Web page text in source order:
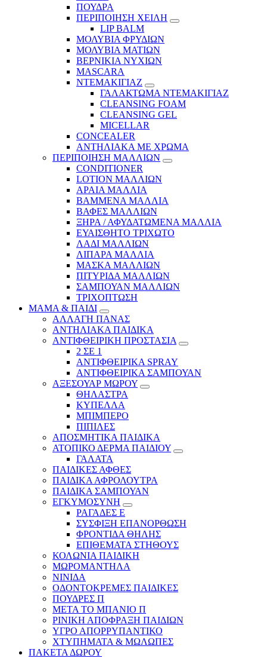
ΠΟΥΔΡΑ
ΠΕΡΙΠΟΙΗΣΗ ΧΕΙΛΗ
LIP BALM
ΜΟΛΥΒΙΑ ΦΡΥΔΙΩΝ
ΜΟΛΥΒΙΑ ΜΑΤΙΩΝ
ΒΕΡΝΙΚΙΑ ΝΥΧΙΩΝ
MASCARA
ΝΤΕΜΑΚΙΓΙΑΖ
ΓΑΛΑΚΤΩΜΑ ΝΤΕΜΑΚΙΓΙΑΖ
CLEANSING FOAM
CLEANSING GEL
MICELLAR
CONCEALER
ΑΝΤΗΛΙΑΚΑ ΜΕ ΧΡΩΜΑ
ΠΕΡΙΠΟΙΗΣΗ ΜΑΛΛΙΩΝ
CONDITIONER
LOTION ΜΑΛΛΙΩΝ
ΑΡΑΙΑ ΜΑΛΛΙΑ
ΒΑΜΜΕΝΑ ΜΑΛΛΙΑ
ΒΑΦΕΣ ΜΑΛΛΙΩΝ
ΞΗΡΑ / ΑΦΥΔΑΤΩΜΕΝΑ ΜΑΛΛΙΑ
ΕΥΑΙΣΘΗΤΟ ΤΡΙΧΩΤΟ
ΛΑΔΙ ΜΑΛΛΙΩΝ
ΛΙΠΑΡΑ ΜΑΛΛΙΑ
ΜΑΣΚΑ ΜΑΛΛΙΩΝ
ΠΙΤΥΡΙΔΑ ΜΑΛΛΙΩΝ
ΣΑΜΠΟΥΑΝ ΜΑΛΛΙΩΝ
ΤΡΙΧΟΠΤΩΣΗ
ΜΑΜΑ & ΠΑΙΔΙ
ΑΛΛΑΓΗ ΠΑΝΑΣ
ΑΝΤΗΛΙΑΚΑ ΠΑΙΔΙΚΑ
ΑΝΤΙΦΘΕΙΡΙΚΗ ΠΡΟΣΤΑΣΙΑ
2 ΣΕ 1
ΑΝΤΙΦΘΕΙΡΙΚΑ SPRAY
ΑΝΤΙΦΘΕΙΡΙΚΑ ΣΑΜΠΟΥΑΝ
ΑΞΕΣΟΥΑΡ ΜΩΡΟΥ
ΘΗΛΑΣΤΡΑ
ΚΥΠΕΛΛΑ
ΜΠΙΜΠΕΡΟ
ΠΙΠΙΛΕΣ
ΑΠΟΣΜΗΤΙΚΑ ΠΑΙΔΙΚΑ
ΑΤΟΠΙΚΟ ΔΕΡΜΑ ΠΑΙΔΙΟΥ
ΓΑΛΑΤΑ
ΠΑΙΔΙΚΕΣ ΑΦΘΕΣ
ΠΑΙΔΙΚΑ ΑΦΡΟΛΟΥΤΡΑ
ΠΑΙΔΙΚΑ ΣΑΜΠΟΥΑΝ
ΕΓΚΥΜΟΣΥΝΗ
ΡΑΓΑΔΕΣ Ε
ΣΥΣΦΙΞΗ ΕΠΑΝΟΡΘΩΣΗ
ΦΡΟΝΤΙΔΑ ΘΗΛΗΣ
ΕΠΙΘΕΜΑΤΑ ΣΤΗΘΟΥΣ
ΚΟΛΩΝΙΑ ΠΑΙΔΙΚΗ
ΜΩΡΟΜΑΝΤΗΛΑ
ΝΙΝΙΔΑ
ΟΔΟΝΤΟΚΡΕΜΕΣ ΠΑΙΔΙΚΕΣ
ΠΟΥΔΡΕΣ Π
ΜΕΤΑ ΤΟ ΜΠΑΝΙΟ Π
ΡΙΝΙΚΗ ΑΠΟΦΡΑΞΗ ΠΑΙΔΙΩΝ
ΥΓΡΟ ΑΠΟΡΡΥΠΑΝΤΙΚΟ
ΧΤΥΠΗΜΑΤΑ & ΜΩΛΩΠΕΣ
ΠΑΚΕΤΑ ΔΩΡΟΥ